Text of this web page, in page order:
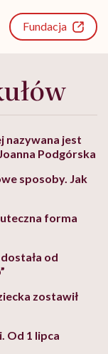
Fundacja
nazywana jest
Podgórska
sposoby. Jak
forma
od
zostawił
Od 1 lipca